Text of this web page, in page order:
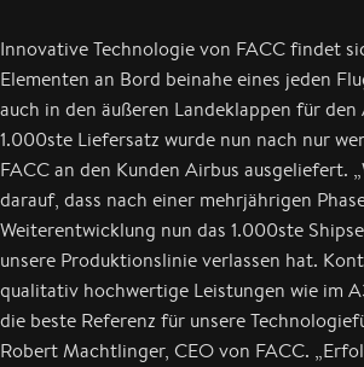
Innovative Technologie von FACC findet
Elementen an Bord beinahe eines jeden
auch in den äußeren Landeklappen für den
1.000ste Liefersatz wurde nun nach nur
FACC an den Kunden Airbus ausgeliefert.
darauf, dass nach einer mehrjährigen
Weiterentwicklung nun das 1.000ste
unsere Produktionslinie verlassen hat.
qualitativ hochwertige Leistungen wie im
die beste Referenz für unsere
Robert Machtlinger, CEO von FACC.